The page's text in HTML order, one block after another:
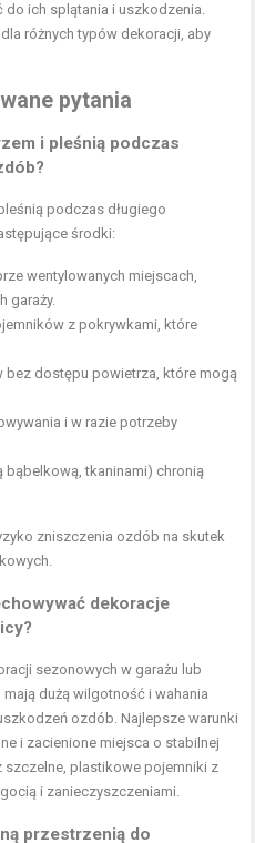
do ich splątania i uszkodzenia.
różnych typów dekoracji, aby
pytania
i pleśnią podczas
podczas długiego
środki:
wentylowanych miejscach,
garaży.
z pokrywkami, które
dostępu powietrza, które mogą
i w razie potrzeby
tkaninami) chronią
zniszczenia ozdób na skutek
dekoracje
sezonowych w garażu lub
dużą wilgotność i wahania
ozdób. Najlepsze warunki
i zacienione miejsca o stabilnej
szczelne, plastikowe pojemniki z
i zanieczyszczeniami.
przestrzenią do